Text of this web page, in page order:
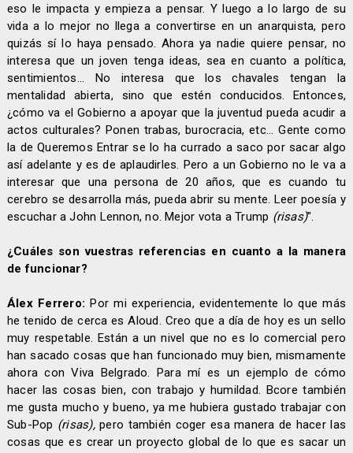
eso le impacta y empieza a pensar. Y luego a lo largo de su
vida a lo mejor no llega a convertirse en un anarquista, pero
quizás sí lo haya pensado. Ahora ya nadie quiere pensar, no
interesa que un joven tenga ideas, sea en cuanto a política,
sentimientos... No interesa que los chavales tengan la
mentalidad abierta, sino que estén conducidos. Entonces,
¿cómo va el Gobierno a apoyar que la juventud pueda acudir a
actos culturales? Ponen trabas, burocracia, etc... Gente como
la de Queremos Entrar se lo ha currado a saco por sacar algo
así adelante y es de aplaudirles. Pero a un Gobierno no le va a
interesar que una persona de 20 años, que es cuando tu
cerebro se desarrolla más, pueda abrir su mente. Leer poesía y
escuchar a John Lennon, no. Mejor vota a Trump (risas)".
¿Cuáles son vuestras referencias en cuanto a la manera
de funcionar?
Álex Ferrero: Por mi experiencia, evidentemente lo que más
he tenido de cerca es Aloud. Creo que a día de hoy es un sello
muy respetable. Están a un nivel que no es lo comercial pero
han sacado cosas que han funcionado muy bien, mismamente
ahora con Viva Belgrado. Para mí es un ejemplo de cómo
hacer las cosas bien, con trabajo y humildad. Bcore también
me gusta mucho y bueno, ya me hubiera gustado trabajar con
Sub-Pop (risas),pero también coger esa manera de hacer las
cosas que es crear un proyecto global de lo que es sacar un